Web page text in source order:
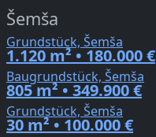
Šemša
Grundstück, Šemša
1.120 m² • 180.000 €
Baugrundstück, Šemša
805 m² • 349.900 €
Grundstück, Šemša
30 m² • 100.000 €